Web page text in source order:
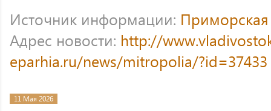
Источник информации:
Адрес новости: http://
eparhia.ru/news/mitropolia/?id=37433
11 Мая 2026